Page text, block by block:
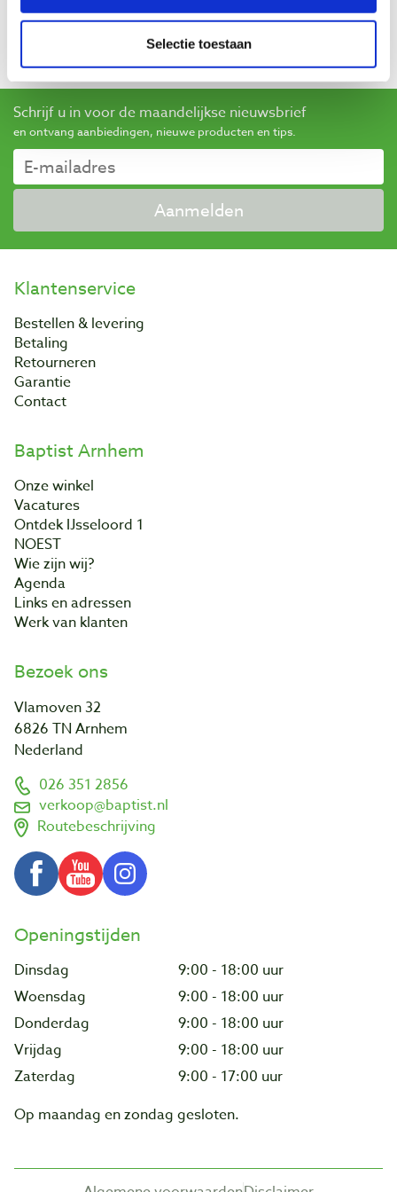
Selectie toestaan
genomen om ervoor te zorgen dat het om echte
beoordelingen gaat.Meer informatie
Schrijf u in voor de maandelijkse nieuwsbrief
en ontvang aanbiedingen, nieuwe producten en tips.
Aanmelden
Klantenservice
Bestellen & levering
Betaling
Retourneren
Garantie
Contact
Baptist Arnhem
Onze winkel
Vacatures
Ontdek IJsseloord 1
NOEST
Wie zijn wij?
Agenda
Links en adressen
Werk van klanten
Bezoek ons
Vlamoven 32
6826 TN Arnhem
Nederland
026 351 2856
verkoop@baptist.nl
Routebeschrijving
Openingstijden
Dinsdag
9:00 - 18:00 uur
Woensdag
9:00 - 18:00 uur
Donderdag
9:00 - 18:00 uur
Vrijdag
9:00 - 18:00 uur
Zaterdag
9:00 - 17:00 uur
Op maandag en zondag gesloten.